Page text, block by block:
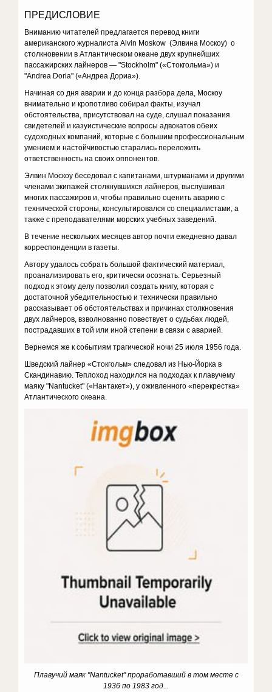
ПРЕДИСЛОВИЕ
Вниманию читателей предлагается перевод книги
американского журналиста Alvin Moskow (Элвина Москоу) о
столкновении в Атлантическом океане двух крупнейших
пассажирских лайнеров — "Stockholm" («Стокгольма») и
"Andrea Doria" («Андреа Дориа»).
Начиная со дня аварии и до конца разбора дела, Москоу
внимательно и кропотливо собирал факты, изучал
обстоятельства, присутствовал на суде, слушал показания
свидетелей и казуистические вопросы адвокатов обеих
судоходных компаний, которые с большим профессиональным
умением и настойчивостью старались переложить
ответственность на своих оппонентов.
Элвин Москоу беседовал с капитанами, штурманами и другими
членами экипажей столкнувшихся лайнеров, выслушивал
многих пассажиров и, чтобы правильно оценить аварию с
технической стороны, консультировался со специалистами, а
также с преподавателями морских учебных заведений.
В течение нескольких месяцев автор почти ежедневно давал
корреспонденции в газеты.
Автору удалось собрать большой фактический материал,
проанализировать его, критически осознать. Серьезный
подход к этому делу позволил создать книгу, которая с
достаточной убедительностью и технически правильно
рассказывает об обстоятельствах и причинах столкновения
двух лайнеров, взволнованно повествует о судьбах людей,
пострадавших в той или иной степени в связи с аварией.
Вернемся же к событиям трагической ночи 25 июля 1956 года.
Шведский лайнер «Стокгольм» следовал из Нью-Йорка в
Скандинавию. Теплоход находился на подходах к плавучему
маяку "Nantucket" («Нантакет»), у оживленного «перекрестка»
Атлантического океана.
Плавучий маяк "Nantucket" проработавший в том месте с
1936 по 1983 год...